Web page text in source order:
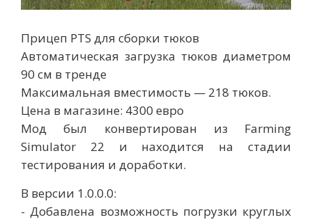
Прицеп PTS для сборки тюков
Автоматическая загрузка тюков диаметром
90 см в тренде
Максимальная вместимость — 218 тюков.
Цена в магазине: 4300 евро
Мод был конвертирован из Farming
Simulator 22 и находится на стадии
тестирования и доработки.
В версии 1.0.0.0:
- Добавлена ​​возможность погрузки круглых